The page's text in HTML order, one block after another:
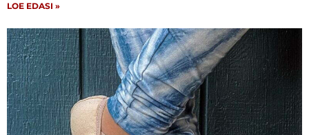
LOE EDASI »